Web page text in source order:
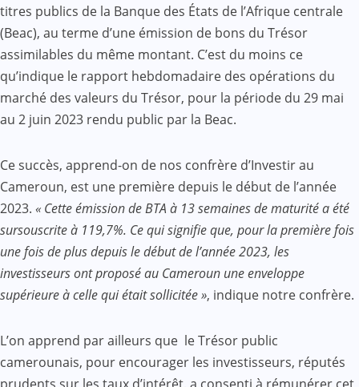
titres publics de la Banque des États de l’Afrique centrale
(Beac), au terme d’une émission de bons du Trésor
assimilables du même montant. C’est du moins ce
qu’indique le rapport hebdomadaire des opérations du
marché des valeurs du Trésor, pour la période du 29 mai
au 2 juin 2023 rendu public par la Beac.
Ce succès, apprend-on de nos confrère d’Investir au
Cameroun, est une première depuis le début de l’année
2023. « Cette émission de BTA à 13 semaines de maturité a été
sursouscrite à 119,7%. Ce qui signifie que, pour la première fois
une fois de plus depuis le début de l’année 2023, les
investisseurs ont proposé au Cameroun une enveloppe
supérieure à celle qui était sollicitée », indique notre confrère.
L’on apprend par ailleurs que le Trésor public
camerounais, pour encourager les investisseurs, réputés